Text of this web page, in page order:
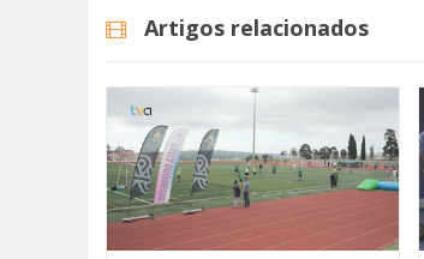
Artigos relacionados